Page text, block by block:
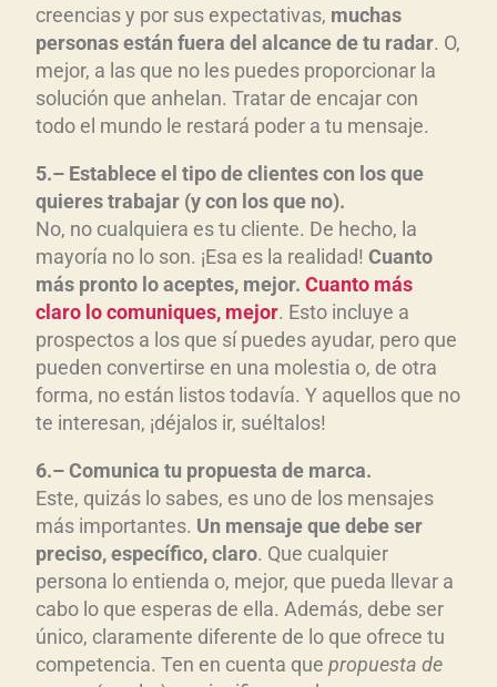
creencias y por sus expectativas, muchas
personas están fuera del alcance de tu radar. O,
mejor, a las que no les puedes proporcionar la
solución que anhelan. Tratar de encajar con
todo el mundo le restará poder a tu mensaje.
5.– Establece el tipo de clientes con los que
quieres trabajar (y con los que no).
No, no cualquiera es tu cliente. De hecho, la
mayoría no lo son. ¡Esa es la realidad! Cuanto
más pronto lo aceptes, mejor. Cuanto más
claro lo comuniques, mejor. Esto incluye a
prospectos a los que sí puedes ayudar, pero que
pueden convertirse en una molestia o, de otra
forma, no están listos todavía. Y aquellos que no
te interesan, ¡déjalos ir, suéltalos!
6.–Comunica tu propuesta de marca.
Este, quizás lo sabes, es uno de los mensajes
más importantes. Un mensaje que debe ser
preciso, específico, claro. Que cualquier
persona lo entienda o, mejor, que pueda llevar a
cabo lo que esperas de ella. Además, debe ser
único, claramente diferente de lo que ofrece tu
competencia. Ten en cuenta que propuesta de